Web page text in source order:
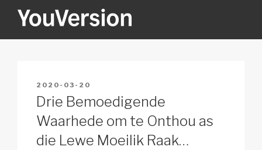
YOUVERSION
POSTED
ON
2020-03-20
Drie Bemoedigende
Waarhede om te Onthou as
die Lewe Moeilik Raak…